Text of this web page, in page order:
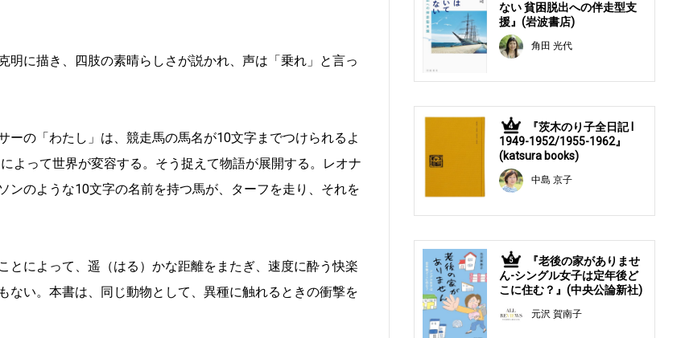
に描き、四肢の素晴らしさが説かれ、声は「乗れ」と言っ
の「わたし」は、競走馬の馬名が10文字までつけられるよ
よって世界が変容する。そう捉えて物語が展開する。レオナ
のような10文字の名前を持つ馬が、ターフを走り、それを
によって、遥（はる）かな距離をまたぎ、速度に酔う快楽
い。本書は、同じ動物として、異種に触れるときの衝撃を
ない 貧困脱出への伴走型支
援』(岩波書店)
角田 光代
4
『茨木のり子全日記 Ⅰ
1949-1952/1955-1962』
(katsura books)
中島 京子
5
『老後の家がありませ
ん-シングル女子は定年後ど
こに住む？』(中央公論新社)
元沢 賀南子